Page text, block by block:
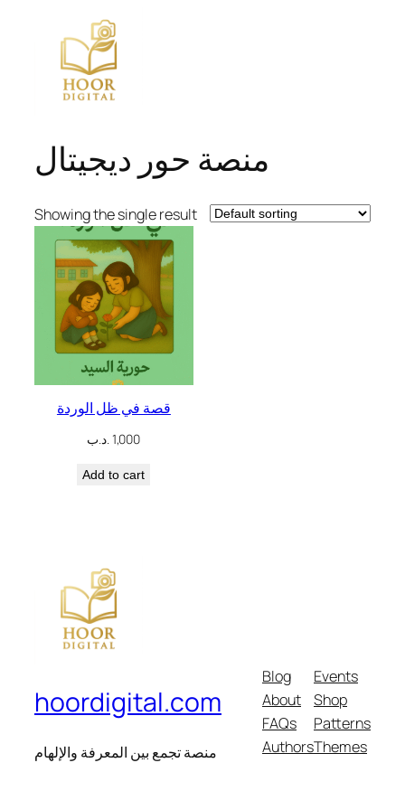
منصة حور ديجيتال
Showing the single result
قصة في ظل الوردة
1,000.د.ب
Add to cart
hoordigital.com
منصة تجمع بين المعرفة والإلهام
Blog
About
FAQs
Authors
Events
Shop
Patterns
Themes